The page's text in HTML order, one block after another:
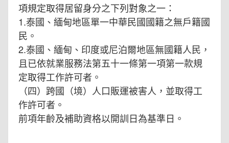
項規定取得居留身分之下列對象之一：
1.泰國、緬甸地區單一中華民國國籍之無戶籍國
民。
2.泰國、緬甸、印度或尼泊爾地區無國籍人民，
且已依就業服務法第五十一條第一項第一款規
定取得工作許可者。
（四）跨國（境）人口販運被害人，並取得工
作許可者。
前項年齡及補助資格以開訓日為基準日。